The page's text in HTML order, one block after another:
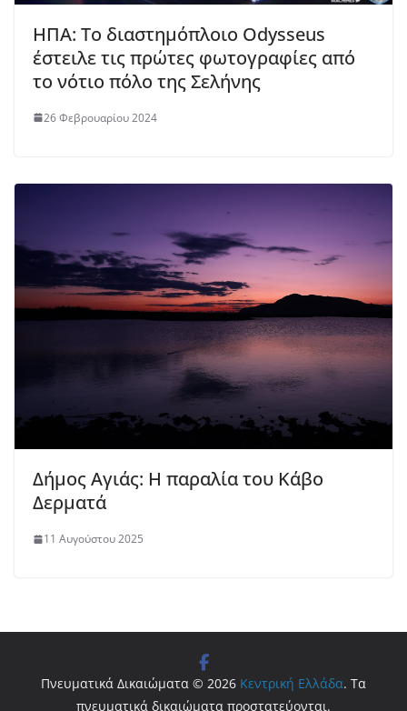
ΗΠΑ: Το διαστημόπλοιο Odysseus
έστειλε τις πρώτες φωτογραφίες από
το νότιο πόλο της Σελήνης
26 Φεβρουαρίου 2024
Δήμος Αγιάς: Η παραλία του Κάβο
Δερματά
11 Αυγούστου 2025
Πνευματικά Δικαιώματα © 2026 Κεντρική Ελλάδα. Τα
πνευματικά δικαιώματα προστατεύονται.